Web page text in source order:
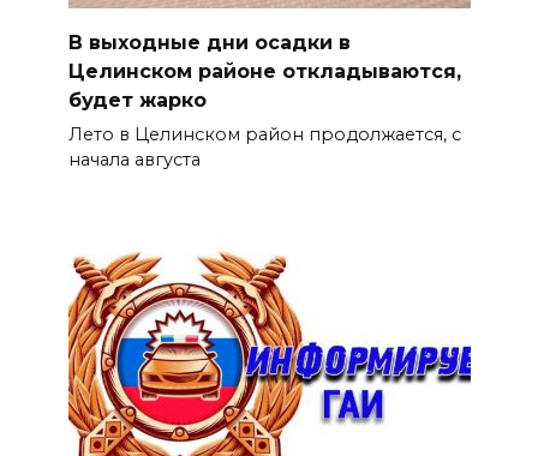
В выходные дни осадки в
Целинском районе откладываются,
будет жарко
Лето в Целинском район продолжается, с
начала августа